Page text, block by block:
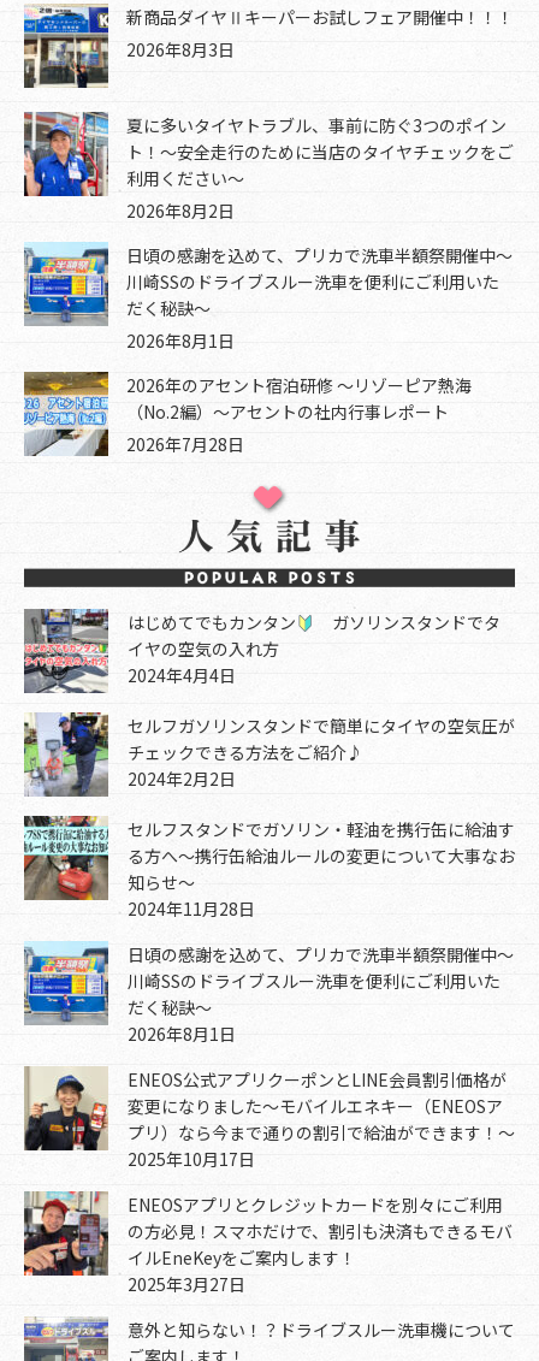
新商品ダイヤⅡキーパーお試しフェア開催中！！！
2026年8月3日
夏に多いタイヤトラブル、事前に防ぐ3つのポイン
ト！～安全走行のために当店のタイヤチェックをご
利用ください～
2026年8月2日
日頃の感謝を込めて、プリカで洗車半額祭開催中～
川崎SSのドライブスルー洗車を便利にご利用いた
だく秘訣～
2026年8月1日
2026年のアセント宿泊研修 ～リゾーピア熱海
（No.2編）～アセントの社内行事レポート
2026年7月28日
はじめてでもカンタン
ガソリンスタンドでタ
イヤの空気の入れ方
2024年4月4日
セルフガソリンスタンドで簡単にタイヤの空気圧が
チェックできる方法をご紹介♪
2024年2月2日
セルフスタンドでガソリン・軽油を携行缶に給油す
る方へ～携行缶給油ルールの変更について大事なお
知らせ～
2024年11月28日
日頃の感謝を込めて、プリカで洗車半額祭開催中～
川崎SSのドライブスルー洗車を便利にご利用いた
だく秘訣～
2026年8月1日
ENEOS公式アプリクーポンとLINE会員割引価格が
変更になりました～モバイルエネキー（ENEOSア
プリ）なら今まで通りの割引で給油ができます！～
2025年10月17日
ENEOSアプリとクレジットカードを別々にご利用
の方必見！スマホだけで、割引も決済もできるモバ
イルEneKeyをご案内します！
2025年3月27日
意外と知らない！？ドライブスルー洗車機について